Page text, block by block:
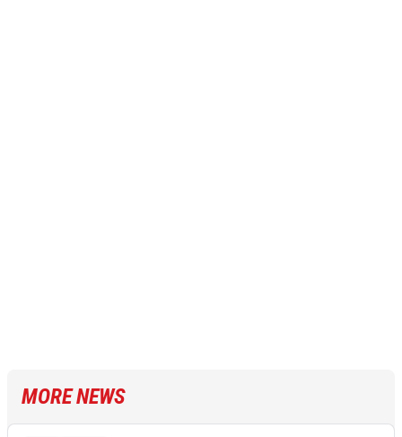
MORE NEWS